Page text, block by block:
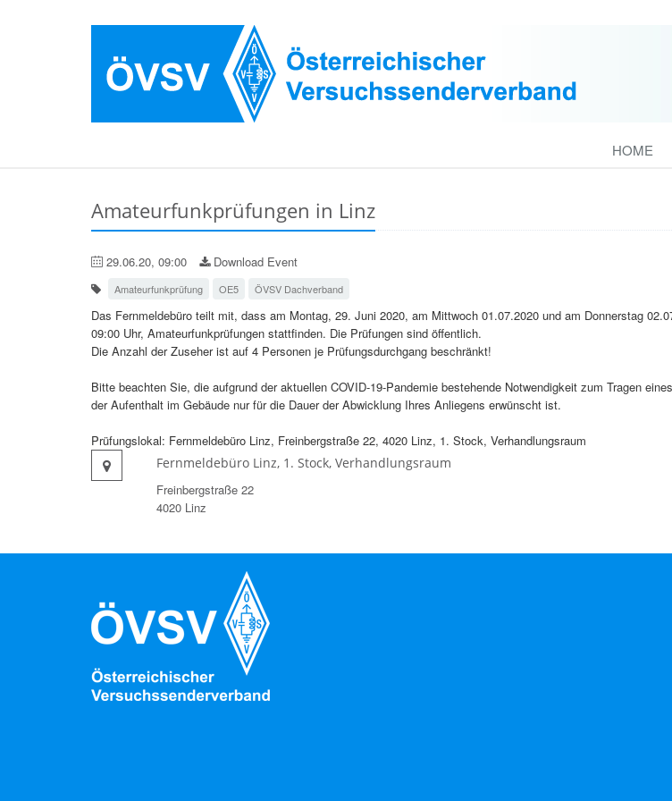
HOME
Amateurfunkprüfungen in Linz
29.06.20, 09:00 Download Event
Amateurfunkprüfung OE5 ÖVSV Dachverband
Das Fernmeldebüro teilt mit, dass am Montag, 29. Juni 2020, am Mittwoch 01.07.2020 und am Donnerstag
09:00 Uhr, Amateurfunkprüfungen stattfinden. Die Prüfungen sind öffentlich.
Die Anzahl der Zuseher ist auf 4 Personen je Prüfungsdurchgang beschränkt!
Bitte beachten Sie, die aufgrund der aktuellen COVID-19-Pandemie bestehende Notwendigkeit zum Tragen
der Aufenthalt im Gebäude nur für die Dauer der Abwicklung Ihres Anliegens erwünscht ist.
Prüfungslokal: Fernmeldebüro Linz, Freinbergstraße 22, 4020 Linz, 1. Stock, Verhandlungsraum
Fernmeldebüro Linz, 1. Stock, Verhandlungsraum
Freinbergstraße 22
4020 Linz